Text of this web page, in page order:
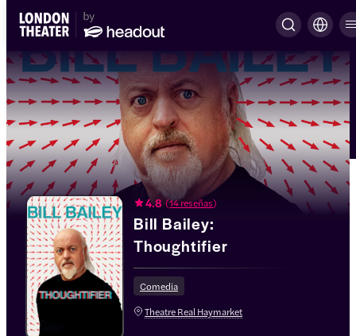
4.8 (14 reseñas)
Bill Bailey:
Thoughtifier
Comedia
Theatre Real Haymarket